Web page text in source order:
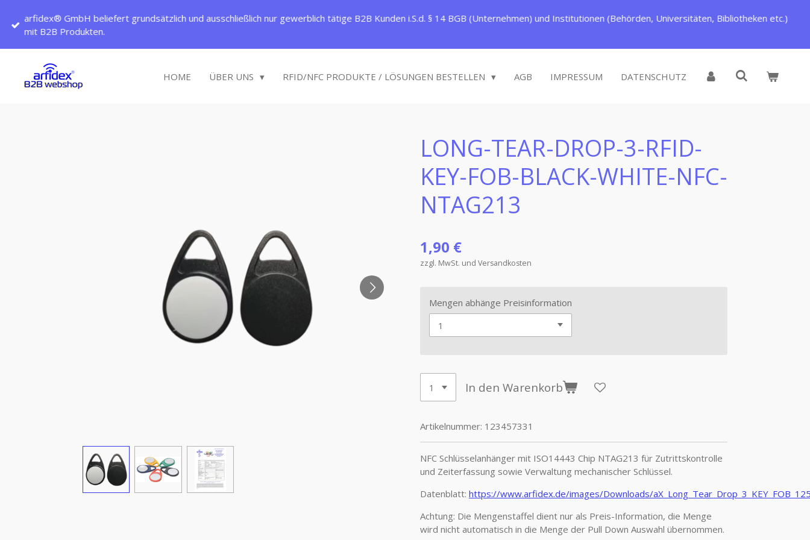
Hauptinhalt
springen
arfidex® GmbH beliefert grundsätzlich und ausschließlich nur gewerblich tätige B2B Kunden i.S.d. § 14 BGB (Unternehmen) und Institutionen (Behörden, Universitäten, Bibliotheken etc.)
mit B2B Produkten.
HOME ÜBER UNS RFID/NFC PRODUKTE / LÖSUNGEN BESTELLEN AGB IMPRESSUM DATENSCHUTZ
LONG-TEAR-DROP-3-RFID-
KEY-FOB-BLACK-WHITE-NFC-
NTAG213
1,90 €
zzgl. MwSt. und Versandkosten
Mengen abhänge Preisinformation
In den Warenkorb
Artikelnummer: 123457331
NFC Schlüsselanhänger mit ISO14443 Chip NTAG213 für Zutrittskontrolle
und Zeiterfassung sowie Verwaltung mechanischer Schlüssel.
Datenblatt: https://www.arfidex.de/images/Downloads/
Achtung: Die Mengenstaffel dient nur als Preis-Information, die Menge
wird nicht automatisch in die Menge der Pull Down Auswahl übernommen.